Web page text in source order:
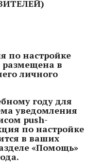
по настройке
в
личного
году для
уведомления
push-
по настройке
в ваших
«Помощь»